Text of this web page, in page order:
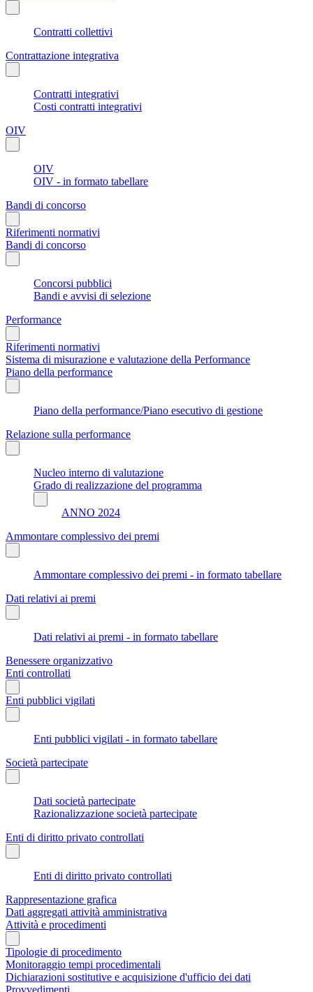
Contratti collettivi
Contrattazione integrativa
Contratti integrativi
Costi contratti integrativi
OIV
OIV
OIV - in formato tabellare
Bandi di concorso
Riferimenti normativi
Bandi di concorso
Concorsi pubblici
Bandi e avvisi di selezione
Performance
Riferimenti normativi
Sistema di misurazione e valutazione della Performance
Piano della performance
Piano della performance/Piano esecutivo di gestione
Relazione sulla performance
Nucleo interno di valutazione
Grado di realizzazione del programma
ANNO 2024
Ammontare complessivo dei premi
Ammontare complessivo dei premi - in formato tabellare
Dati relativi ai premi
Dati relativi ai premi - in formato tabellare
Benessere organizzativo
Enti controllati
Enti pubblici vigilati
Enti pubblici vigilati - in formato tabellare
Società partecipate
Dati società partecipate
Razionalizzazione società partecipate
Enti di diritto privato controllati
Enti di diritto privato controllati
Rappresentazione grafica
Dati aggregati attività amministrativa
Attività e procedimenti
Tipologie di procedimento
Monitoraggio tempi procedimentali
Dichiarazioni sostitutive e acquisizione d'ufficio dei dati
Provvedimenti